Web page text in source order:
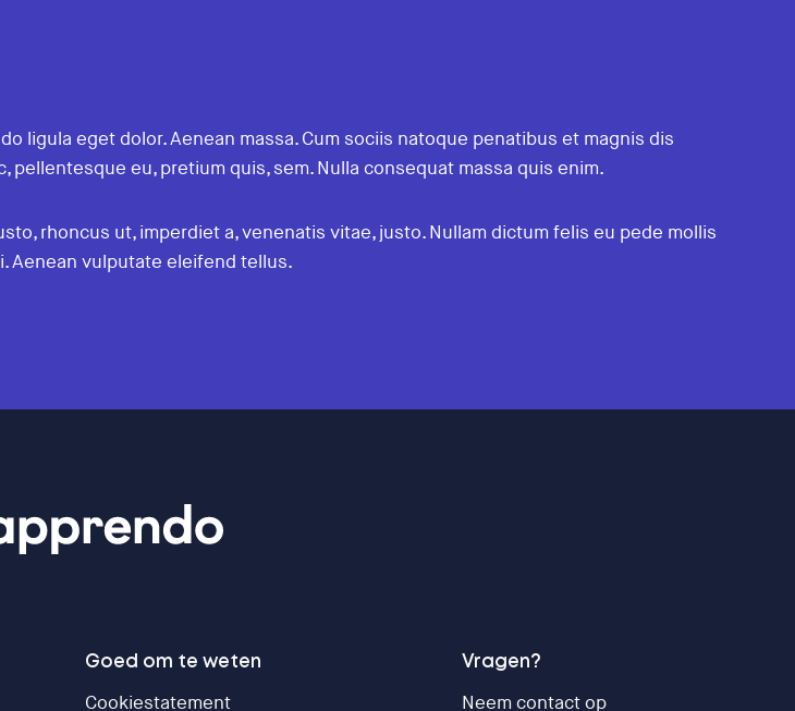
ligula eget dolor. Aenean massa. Cum sociis natoque penatibus et magnis dis
eu, pretium quis, sem. Nulla consequat massa quis enim.
rhoncus ut, imperdiet a, venenatis vitae, justo. Nullam dictum felis eu pede mollis
Aenean vulputate eleifend tellus.
Goed om te weten
Cookiestatement
Vragen?
Neem contact op